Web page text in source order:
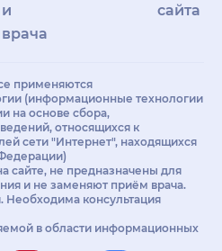
и
врачам
сайта
применяются
(информационные технологии
на основе сбора,
относящихся к
сети "Интернет", находящихся
сайте, не предназначены для
и не заменяют приём врача.
Необходима консультация
в области информационных